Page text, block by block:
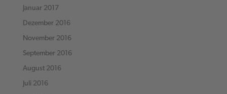
Januar 2017
Dezember 2016
November 2016
September 2016
August 2016
Juli 2016